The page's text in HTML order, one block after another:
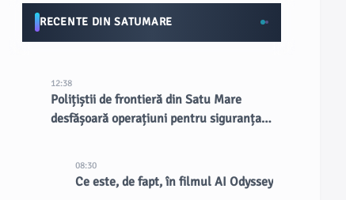
RECENTE DIN SATUMARE
12:38
Polițiștii de frontieră din Satu Mare
desfășoară operațiuni pentru siguranța
08:30
Ce este, de fapt, în filmul AI Odyssey